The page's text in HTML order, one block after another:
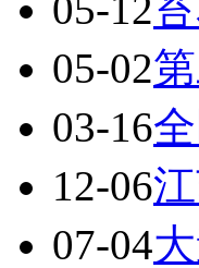
05-02
03-16
12-06
07-04